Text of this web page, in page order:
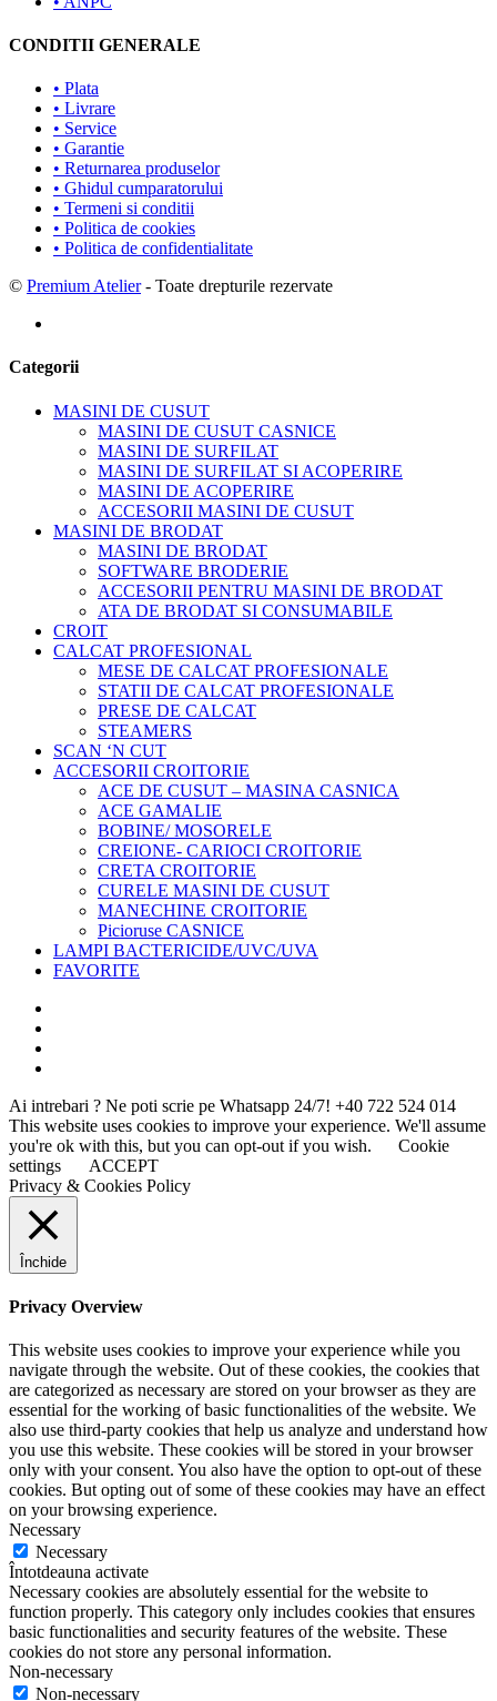
CONDITII GENERALE
• Plata
• Livrare
• Service
• Garantie
• Returnarea produselor
• Ghidul cumparatorului
• Termeni si conditii
• Politica de cookies
• Politica de confidentialitate
© Premium Atelier- Toate drepturile rezervate
Categorii
MASINI DE CUSUT
MASINI DE CUSUT CASNICE
MASINI DE SURFILAT
MASINI DE SURFILAT SI ACOPERIRE
MASINI DE ACOPERIRE
ACCESORII MASINI DE CUSUT
MASINI DE BRODAT
MASINI DE BRODAT
SOFTWARE BRODERIE
ACCESORII PENTRU MASINI DE BRODAT
ATA DE BRODAT SI CONSUMABILE
CROIT
CALCAT PROFESIONAL
MESE DE CALCAT PROFESIONALE
STATII DE CALCAT PROFESIONALE
PRESE DE CALCAT
STEAMERS
SCAN ‘N CUT
ACCESORII CROITORIE
ACE DE CUSUT – MASINA CASNICA
ACE GAMALIE
BOBINE/ MOSORELE
CREIONE- CARIOCI CROITORIE
CRETA CROITORIE
CURELE MASINI DE CUSUT
MANECHINE CROITORIE
Picioruse CASNICE
LAMPI BACTERICIDE/UVC/UVA
FAVORITE
Ai intrebari ? Ne poti scrie pe Whatsapp 24/7! +40 722 524 014
This website uses cookies to improve your experience. We'll assume
you're ok with this, but you can opt-out if you wish.
Cookie
settings
ACCEPT
Privacy & Cookies Policy
Închide
Privacy Overview
This website uses cookies to improve your experience while you
navigate through the website. Out of these cookies, the cookies that
are categorized as necessary are stored on your browser as they are
essential for the working of basic functionalities of the website. We
also use third-party cookies that help us analyze and understand how
you use this website. These cookies will be stored in your browser
only with your consent. You also have the option to opt-out of these
cookies. But opting out of some of these cookies may have an effect
on your browsing experience.
Necessary
Necessary
Întotdeauna activate
Necessary cookies are absolutely essential for the website to
function properly. This category only includes cookies that ensures
basic functionalities and security features of the website. These
cookies do not store any personal information.
Non-necessary
Non-necessary